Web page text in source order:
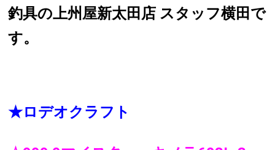
釣具の上州屋新太田店 スタッフ横田で
す。
★ロデオクラフト